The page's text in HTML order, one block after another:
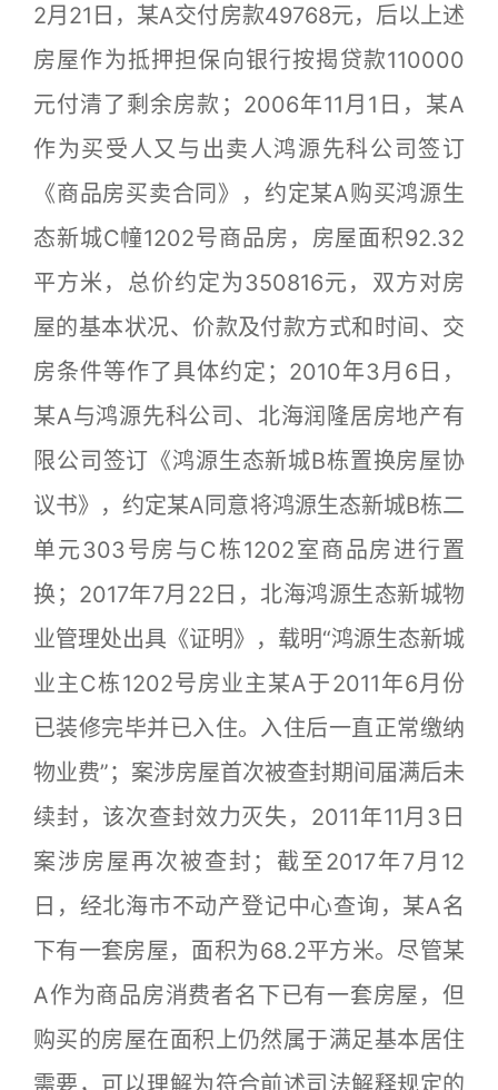
2月21日，某A交付房款49768元，后以上述
房屋作为抵押担保向银行按揭贷款110000
元付清了剩余房款；2006年11月1日，某A
作为买受人又与出卖人鸿源先科公司签订
《商品房买卖合同》，约定某A购买鸿源生
态新城C幢1202号商品房，房屋面积92.32
平方米，总价约定为350816元，双方对房
屋的基本状况、价款及付款方式和时间、交
房条件等作了具体约定；2010年3月6日，
某A与鸿源先科公司、北海润隆居房地产有
限公司签订《鸿源生态新城B栋置换房屋协
议书》，约定某A同意将鸿源生态新城B栋二
单元303号房与C栋1202室商品房进行置
换；2017年7月22日，北海鸿源生态新城物
业管理处出具《证明》，载明“鸿源生态新城
业主C栋1202号房业主某A于2011年6月份
已装修完毕并已入住。入住后一直正常缴纳
物业费”；案涉房屋首次被查封期间届满后未
续封，该次查封效力灭失，2011年11月3日
案涉房屋再次被查封；截至2017年7月12
日，经北海市不动产登记中心查询，某A名
下有一套房屋，面积为68.2平方米。尽管某
A作为商品房消费者名下已有一套房屋，但
购买的房屋在面积上仍然属于满足基本居住
需要，可以理解为符合前述司法解释规定的